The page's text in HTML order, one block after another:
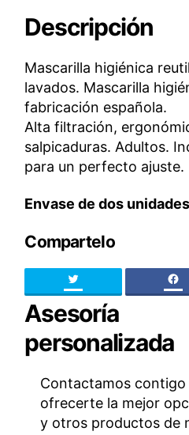
Descripción
Mascarilla higiénica
lavados. Mascarilla
fabricación española.
Alta filtración,
salpicaduras. Adultos.
para un perfecto ajuste.
Envase de dos
Compartelo
Twitter
Asesoría
personalizada
Contactamos
ofrecerte la mejor
y otros productos de